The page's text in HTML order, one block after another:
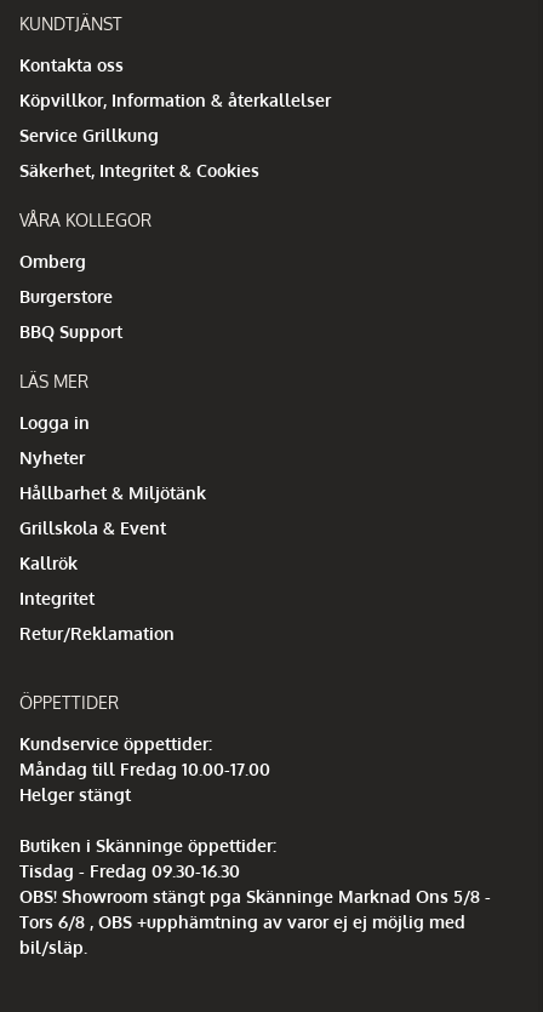
KUNDTJÄNST
Kontakta oss
Köpvillkor, Information & återkallelser
Service Grillkung
Säkerhet, Integritet & Cookies
VÅRA KOLLEGOR
Omberg
Burgerstore
BBQ Support
LÄS MER
Logga in
Nyheter
Hållbarhet & Miljötänk
Grillskola & Event
Kallrök
Integritet
Retur/Reklamation
ÖPPETTIDER
Kundservice öppettider:
Måndag till Fredag 10.00-17.00
Helger stängt
Butiken i Skänninge öppettider:
Tisdag - Fredag 09.30-16.30
OBS! Showroom stängt pga Skänninge Marknad Ons 5/8 -
Tors 6/8 , OBS +upphämtning av varor ej ej möjlig med
bil/släp.